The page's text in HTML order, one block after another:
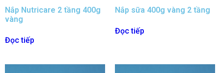
Nắp Nutricare 2 tầng 400g
vàng
Đọc tiếp
Nắp sữa 400g vàng 2 tầng
Đọc tiếp